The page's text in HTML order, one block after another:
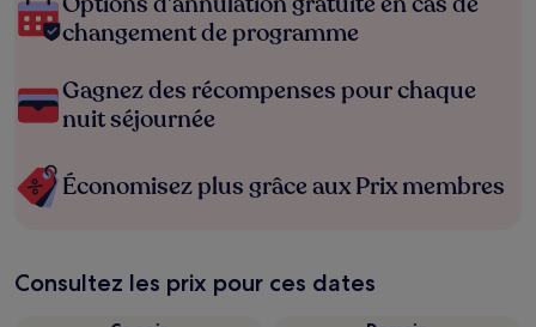
changement de programme
Gagnez des récompenses pour chaque
nuit séjournée
Économisez plus grâce aux Prix membres
Consultez les prix pour ces dates